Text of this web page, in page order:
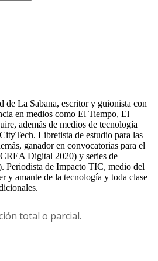
de La Sabana, escritor y guionista con
en medios como El Tiempo, El
además de medios de tecnología
Libretista de estudio para las
ganador en convocatorias para el
Digital 2020) y series de
Periodista de Impacto TIC, medio del
y amante de la tecnología y toda clase
total o parcial.